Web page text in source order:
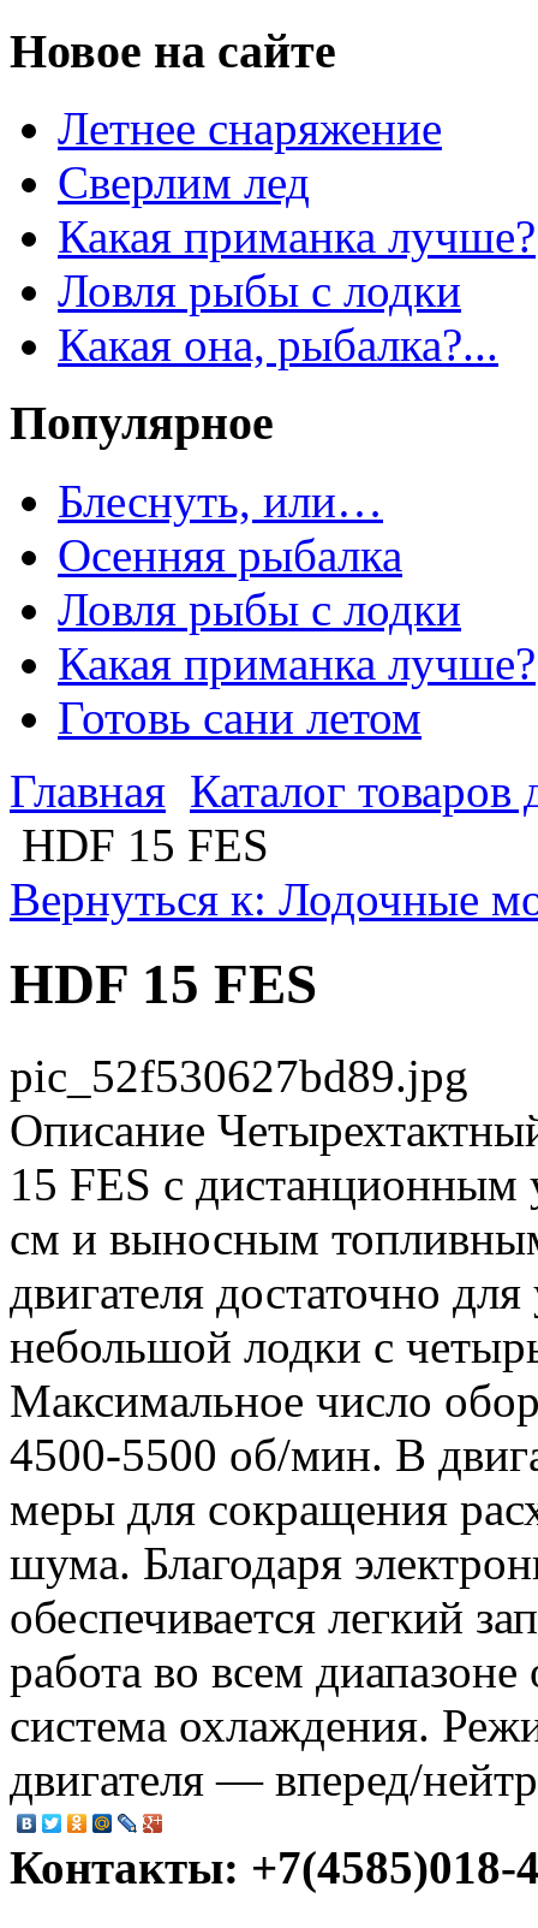
Новое на сайте
Летнее снаряжение
Сверлим лед
Какая приманка лучше?
Ловля рыбы с лодки
Какая она, рыбалка?...
Популярное
Блеснуть, или…
Осенняя рыбалка
Ловля рыбы с лодки
Какая приманка лучше?
Готовь сани летом
Главная Каталог
HDF 15 FES
Вернуться к: Лодочные
HDF 15 FES
pic_52f530627bd89.jpg
Описание
15 FES с дистанционным
см и выносным
двигателя достаточно
небольшой лодки с
Максимальное число
4500-5500 об/мин. В
меры для сокращения
шума. Благодаря
обеспечивается легкий
работа во всем
система охлаждения.
двигателя — вперед/
Контакты: